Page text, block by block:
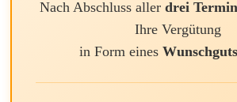
Nach Abschluss aller drei
Ihre Vergütung
in Form eines